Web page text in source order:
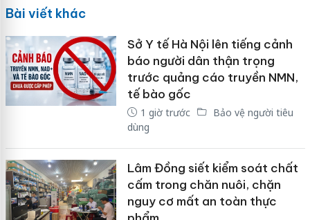
Bài viết khác
Sở Y tế Hà Nội lên tiếng cảnh
báo người dân thận trọng
trước quảng cáo truyền NMN,
tế bào gốc
1 giờ trước
Bảo vệ người tiêu
dùng
Lâm Đồng siết kiểm soát chất
cấm trong chăn nuôi, chặn
nguy cơ mất an toàn thực